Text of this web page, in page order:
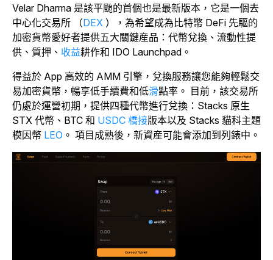
Velar Dharma 是該平颱的首個也是最新版本，它是一個去
中心化交易所 （DEX ），為希望成為比特幣 DeFi 先驅的
加密貨幣愛好者提供五大關鍵産品：代幣兌換、流動性提
供、質押、 收益耕作和 IDO Launchpad。
得益於 App 高效的 AMM 引擎，兌換服務讓您能夠輕鬆交
易加密貨幣，暢享低手續費和低滑點率。 目前，該交易所
仍處於運營初期，提供四種代幣進行兌換：Stacks 原生
STX 代幣、 BTC 和 USDC 橋接版本以及 Stacks 貓科主題
模因幣 LEO 。 項目成熟後，新資産可能會添加到列錶中。